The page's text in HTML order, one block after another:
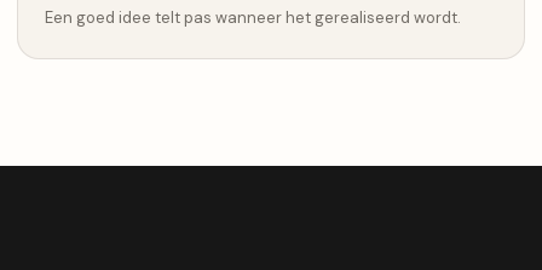
Een goed idee telt pas wanneer het gerealiseerd wordt.